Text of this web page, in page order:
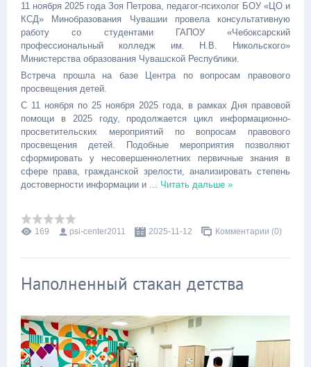
11 ноября 2025 года Зоя Петрова, педагог-психолог БОУ «ЦО и
КСД» Минобразования Чувашии провела консультативную
работу со студентами ГАПОУ «Чебоксарский
профессиональный колледж им. Н.В. Никольского»
Министерства образования Чувашской Республики.
Встреча прошла на базе Центра по вопросам правового
просвещения детей.
С 11 ноября по 25 ноября 2025 года, в рамках Дня правовой
помощи в 2025 году, продолжается цикл информационно-
просветительских мероприятий по вопросам правового
просвещения детей. Подобные мероприятия позволяют
сформировать у несовершеннолетних первичные знания в
сфере права, гражданской зрелости, анализировать степень
достоверности информации и ... Читать дальше »
169 psi-center2011 2025-11-12 Комментарии (0)
Наполненный стакан детства